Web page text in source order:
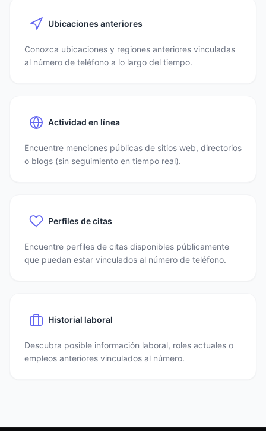
Ubicaciones anteriores
Conozca ubicaciones y regiones anteriores vinculadas
al número de teléfono a lo largo del tiempo.
Actividad en línea
Encuentre menciones públicas de sitios web, directorios
o blogs (sin seguimiento en tiempo real).
Perfiles de citas
Encuentre perfiles de citas disponibles públicamente
que puedan estar vinculados al número de teléfono.
Historial laboral
Descubra posible información laboral, roles actuales o
empleos anteriores vinculados al número.